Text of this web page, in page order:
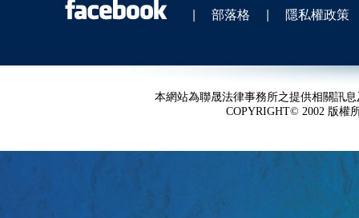
| 部落格 | 隱私權政策
本網站為聯晟法律事務所之提供相關訊
COPYRIGHT© 2002 版權